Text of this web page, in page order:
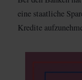
eine staatliche
Kredite